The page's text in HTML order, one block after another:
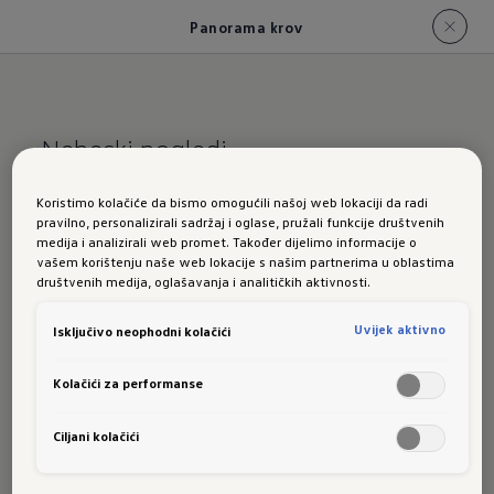
Panorama krov
Nebeski pogledi.
ID. Polo panoramski
krov
cijelom površinom krova i omogućava putnicima
pozadi širok pogled na nebo. Tonirano staklo
osigurava ugodne temperature u unutrašnjosti
Koristimo kolačiće da bismo omogućili našoj web lokaciji da radi
pravilno, personalizirali sadržaj i oglase, pružali funkcije društvenih
medija i analizirali web promet. Također dijelimo informacije o
vašem korištenju naše web lokacije s našim partnerima u oblastima
društvenih medija, oglašavanja i analitičkih aktivnosti.
Isključivo neophodni kolačići Uvijek aktivno
Kolačići za performanse
Ciljani kolačići